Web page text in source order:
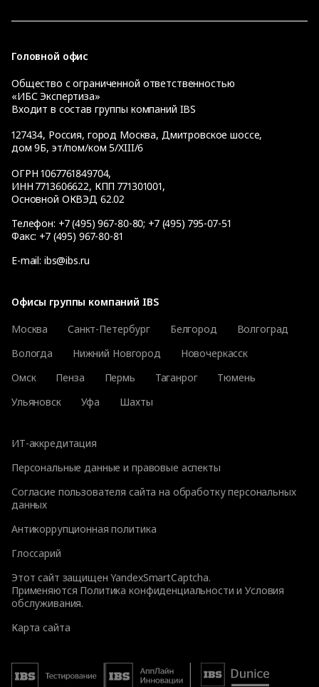
Головной офис
Общество с ограниченной ответственностью
«ИБС Экспертиза»
Входит в состав группы компаний IBS
127434, Россия, город Москва, Дмитровское шоссе,
дом 9Б, эт/пом/ком 5/XIII/6
ОГРН 1067761849704,
ИНН 7713606622, КПП 771301001,
Основной ОКВЭД 62.02
Телефон: +7 (495) 967-80-80; +7 (495) 795-07-51
Факс: +7 (495) 967-80-81
E-mail: ibs@ibs.ru
Офисы группы компаний IBS
Москва
Санкт-Петербург Белгород
Волгоград
Вологда
Нижний Новгород
Новочеркасск
Омск
Пенза Пермь Таганрог
Тюмень
Ульяновск
Уфа Шахты
ИТ-аккредитация
Персональные данные и правовые аспекты
Согласие пользователя сайта на обработку персональных
данных
Антикоррупционная политика
Глоссарий
Этот сайт защищен YandexSmartCaptcha.
Применяются Политика конфиденциальности иУсловия
обслуживания.
Карта сайта